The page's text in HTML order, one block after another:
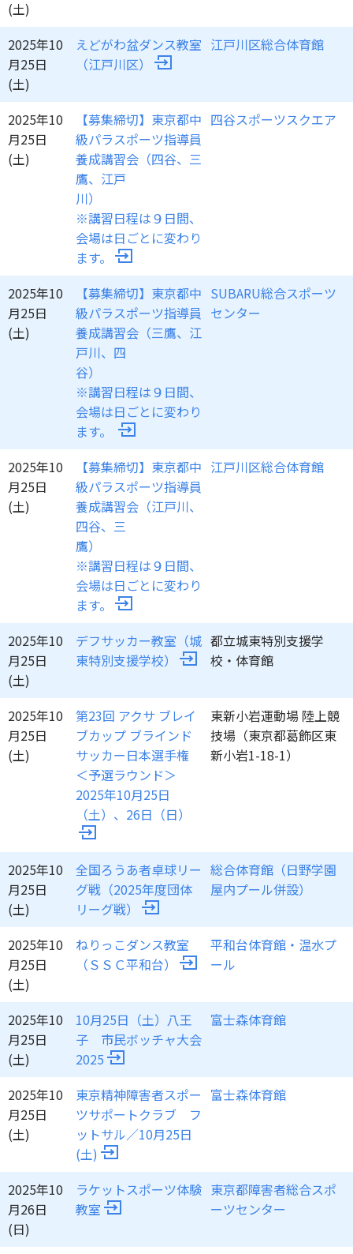
(土)
2025年10
月25日
(土)
えどがわ盆ダンス教室
（江戸川区）
江戸川区総合体育館
2025年10
月25日
(土)
【募集締切】東京都中
級パラスポーツ指導員
養成講習会（四谷、三
鷹、江戸
川
※講習日程は９日間、
会場は日ごとに変わり
ます。
四谷スポーツスクエア
2025年10
月25日
(土)
【募集締切】東京都中
級パラスポーツ指導員
養成講習会（三鷹、江
戸川、四
谷
※講習日程は９日間、
会場は日ごとに変わり
ます。
SUBARU総合スポーツ
センター
2025年10
月25日
(土)
【募集締切】東京都中
級パラスポーツ指導員
養成講習会（江戸川、
四谷、三
鷹
※講習日程は９日間、
会場は日ごとに変わり
ます。
江戸川区総合体育館
2025年10
月25日
(土)
デフサッカー教室（城
東特別支援学校）
都立城東特別支援学
校・体育館
2025年10
月25日
(土)
第23回 アクサ ブレイ
ブカップ ブラインド
サッカー日本選手権
＜予選ラウンド＞
2025年10月25日
（土）、26日（日）
東新小岩運動場 陸上競
技場（東京都葛飾区東
新小岩1-18-1）
2025年10
月25日
(土)
全国ろうあ者卓球リー
グ戦（2025年度団体
リーグ戦）
総合体育館（日野学園
屋内プール併設）
2025年10
月25日
(土)
ねりっこダンス教室
（ＳＳＣ平和台）
平和台体育館・温水プ
ール
2025年10
月25日
(土)
10月25日（土）八王
子 市民ボッチャ大会
2025
富士森体育館
2025年10
月25日
(土)
東京精神障害者スポー
ツサポートクラブ フ
ットサル／10月25日
(土)
富士森体育館
2025年10
月26日
(日)
ラケットスポーツ体験
教室
東京都障害者総合スポ
ーツセンター